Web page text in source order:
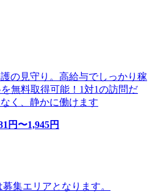
の見守り。高給与でしっかり稼
無料取得可能！1対1の訪問だ
く、静かに働けます
円〜1,945円
集エリアとなります。